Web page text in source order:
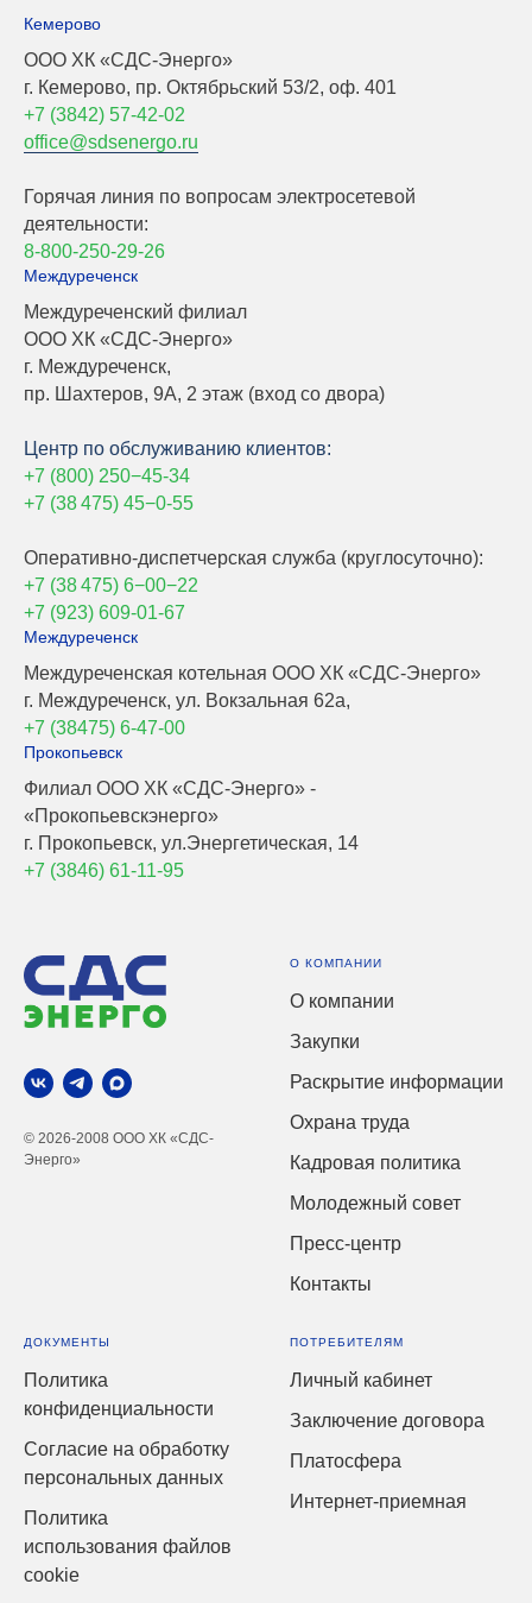
Кемерово
ООО ХК «СДС-Энерго»
г. Кемерово, пр. Октябрьский 53/2, оф. 401
+7 (3842) 57-42-02
office@sdsenergo.ru
Горячая линия по вопросам электросетевой
деятельности:
8-800-250-29-26
Междуреченск
Междуреченский филиал
ООО ХК «СДС-Энерго»
г. Междуреченск,
пр. Шахтеров, 9А, 2 этаж (вход со двора)
Центр по обслуживанию клиентов:
+7 (800) 250−45-34
+7 (38 475) 45−0-55
Оперативно-диспетчерская служба (круглосуточно):
+7 (38 475) 6−00−22
+7 (923) 609-01-67
Междуреченск
Междуреченская котельная ООО ХК «СДС-Энерго»
г. Междуреченск, ул. Вокзальная 62а,
+7 (38475) 6-47-00
Прокопьевск
Филиал ООО ХК «СДС-Энерго» -
«Прокопьевскэнерго»
г. Прокопьевск, ул.Энергетическая, 14
+7 (3846) 61-11-95
© 2026-2008 ООО ХК «СДС-
Энерго»
О КОМПАНИИ
О компании
Закупки
Раскрытие информации
Охрана труда
Кадровая политика
Молодежный совет
Пресс-центр
Контакты
ДОКУМЕНТЫ
Политика
конфиденциальности
Согласие на обработку
персональных данных
Политика
использования файлов
cookie
ПОТРЕБИТЕЛЯМ
Личный кабинет
Заключение договора
Платосфера
Интернет-приемная